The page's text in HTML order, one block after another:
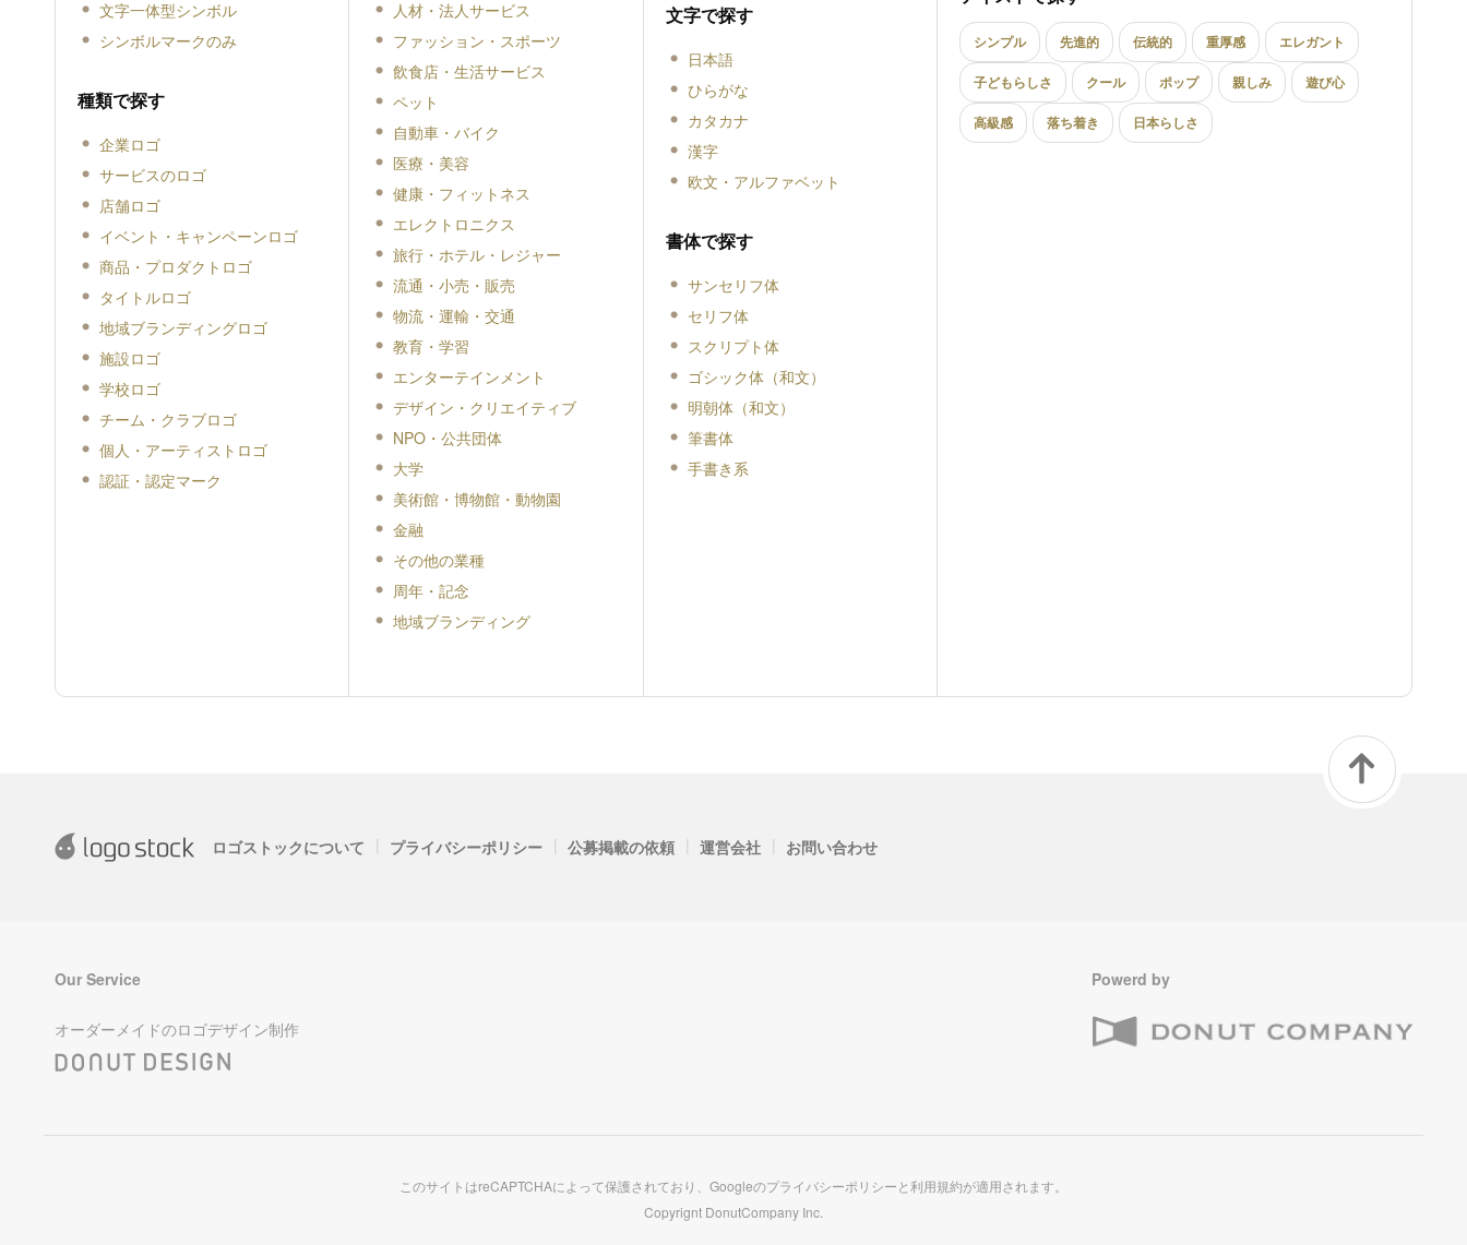
文字一体型シンボル
シンボルマークのみ
種類で探す
企業ロゴ
サービスのロゴ
店舗ロゴ
イベント・キャンペーンロゴ
商品・プロダクトロゴ
タイトルロゴ
地域ブランディングロゴ
施設ロゴ
学校ロゴ
チーム・クラブロゴ
個人・アーティストロゴ
認証・認定マーク
人材・法人サービス
ファッション・スポーツ
飲食店・生活サービス
ペット
自動車・バイク
医療・美容
健康・フィットネス
エレクトロニクス
旅行・ホテル・レジャー
流通・小売・販売
物流・運輸・交通
教育・学習
エンターテインメント
デザイン・クリエイティブ
NPO・公共団体
大学
美術館・博物館・動物園
金融
その他の業種
周年・記念
地域ブランディング
文字で探す
日本語
ひらがな
カタカナ
漢字
欧文・アルファベット
書体で探す
サンセリフ体
セリフ体
スクリプト体
ゴシック体（和文）
明朝体（和文）
筆書体
手書き系
シンプル 先進的 伝統的 重厚感 エレガント
子どもらしさ クール ポップ 親しみ 遊び心
高級感 落ち着き 日本らしさ
ロゴストックについて | プライバシーポリシー | 公募掲載の依頼 | 運営会社 | お問い合わせ
Our Service
オーダーメイドのロゴデザイン制作
Powerd by
このサイトはreCAPTCHAによって保護されており、Googleのプライバシーポリシーと利用規約が適用されます。
Copyrignt DonutCompany Inc.